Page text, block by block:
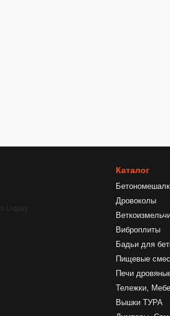
Каталог
Дровоколы
Виброплиты
Бадьи для
Пищевые
Печи
Тележки,
Вышки ТУРА